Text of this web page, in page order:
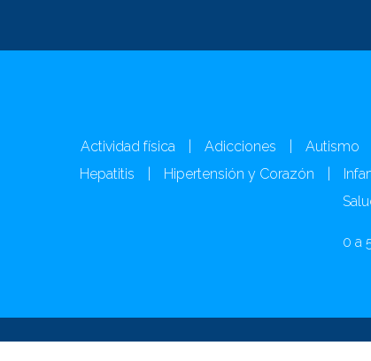
Actividad física Adicciones Autismo
Hepatitis
Hipertensión y Corazón
0 a